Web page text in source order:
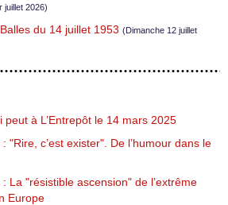
juillet 2026)
du 14 juillet 1953 (Dimanche 12 juillet
peut à L’Entrepôt le 14 mars 2025
"Rire, c’est exister". De l’humour dans le
La "résistible ascension" de l’extrême
Europe